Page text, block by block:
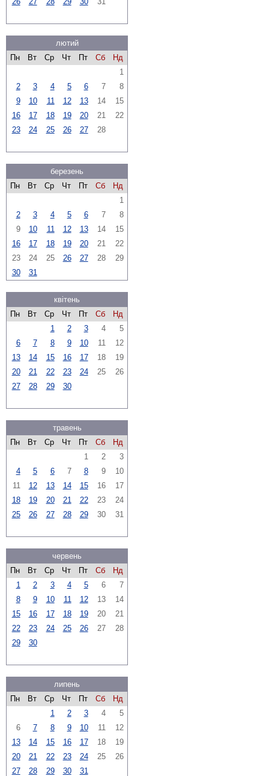
лютий
Пн
Вт Ср Чт Пт Сб
Нд
1
2
3 4 5 6 7
8
9
10 11 12 13 14
15
16
17 18 19 20 21
22
23
24 25 26 27 28
березень
Пн
Вт Ср Чт Пт Сб
Нд
1
2
3 4 5 6 7
8
9
10 11 12 13 14
15
16
17 18 19 20 21
22
23
24 25 26 27 28
29
30
31
квітень
Пн
Вт Ср Чт Пт Сб
Нд
1
2 3 4
5
6
7 8 9 10 11
12
13
14 15 16 17 18
19
20
21 22 23 24 25
26
27
28 29 30
травень
Пн
Вт Ср Чт Пт Сб
Нд
1
2
3
4
5 6 7 8 9
10
11
12 13 14 15 16
17
18
19 20 21 22 23
24
25
26 27 28 29 30 31
червень
Пн
Вт Ср Чт Пт Сб
Нд
1
2 3 4 5 6
7
8
9 10 11 12 13
14
15
16 17 18 19 20
21
22
23 24 25 26 27
28
29
30
липень
Пн
Вт Ср Чт Пт Сб
Нд
1
2 3 4
5
6
7 8 9 10 11
12
13
14 15 16 17 18
19
20
21 22 23 24 25
26
27
28 29 30 31